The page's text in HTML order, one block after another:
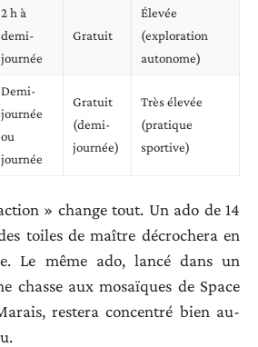
2 h à
demi-
journée
Gratuit
Élevée
(exploration
autonome)
Demi-
journée
ou
journée
Gratuit
(demi-
journée)
Très élevée
(pratique
sportive)
» change tout. Un ado de 14
toiles de maître décrochera en
Le même ado, lancé dans un
chasse aux mosaïques de Space
restera concentré bien au-